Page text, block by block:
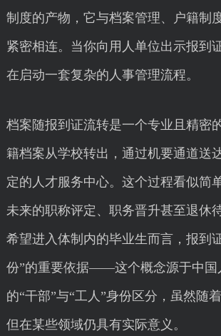
制度的产物，它与档案管理、户籍制
紧密相连。当你向用人单位出示报到
在启动一套复杂的人事管理流程。
档案随报到证流转是一个专业且精密
籍档案从学校转出，通过机要通道送
定的人才服务中心。这个过程看似简
未来的职称评定、职务晋升甚至退休
希望进入体制内的毕业生而言，报到
份”的重要依据——这个概念源于中国
的“干部”与“工人”身份区分，虽然随
但在某些领域仍具有实际意义。